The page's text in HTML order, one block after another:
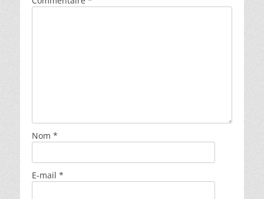
Nom *
E-mail *